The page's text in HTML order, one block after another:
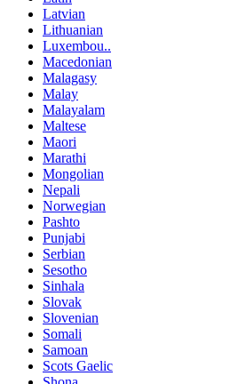
Latvian
Lithuanian
Luxembou..
Macedonian
Malagasy
Malay
Malayalam
Maltese
Maori
Marathi
Mongolian
Nepali
Norwegian
Pashto
Punjabi
Serbian
Sesotho
Sinhala
Slovak
Slovenian
Somali
Samoan
Scots Gaelic